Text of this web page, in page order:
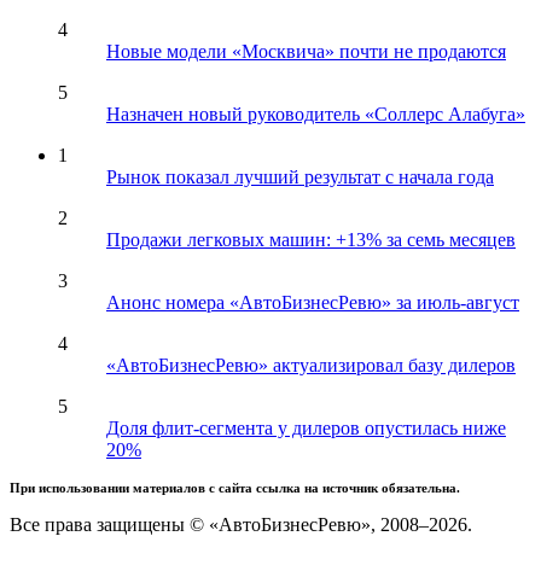
4
Новые модели «Москвича» почти не продаются
5
Назначен новый руководитель «Соллерс Алабуга»
1
Рынок показал лучший результат с начала года
2
Продажи легковых машин: +13% за семь месяцев
3
Анонс номера «АвтоБизнесРевю» за июль-август
4
«АвтоБизнесРевю» актуализировал базу дилеров
5
Доля флит-сегмента у дилеров опустилась ниже
20%
При использовании материалов с сайта ссылка на источник обязательна.
Все права защищены © «АвтоБизнесРевю», 2008–2026.